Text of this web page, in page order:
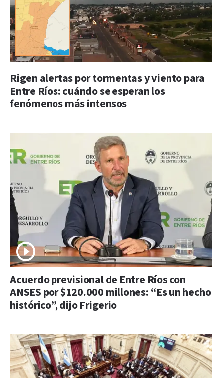
Rigen alertas por tormentas y viento para
Entre Ríos: cuándo se esperan los
fenómenos más intensos
Acuerdo previsional de Entre Ríos con
ANSES por $120.000 millones: “Es un hecho
histórico”, dijo Frigerio